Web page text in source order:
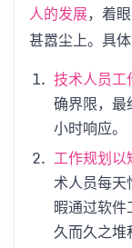
人的发展，着眼
甚嚣尘上。具
技术人员工
确界限，
小时响应。
工作规划以
术人员每
暇通过软件
久而久之堆